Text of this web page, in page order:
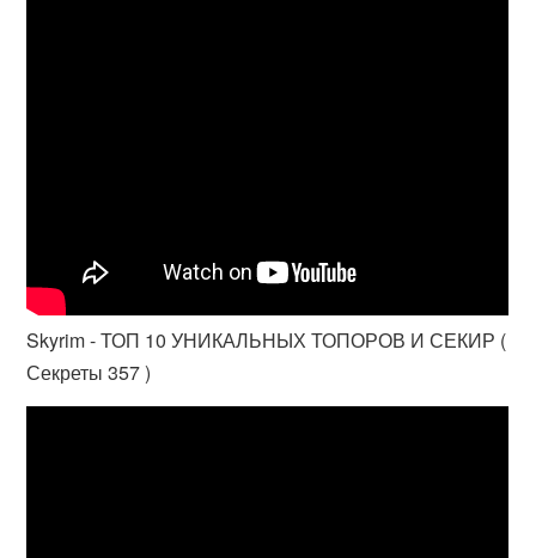
Skyrim - ТОП 10 УНИКАЛЬНЫХ ТОПОРОВ И СЕКИР (
Секреты 357 )